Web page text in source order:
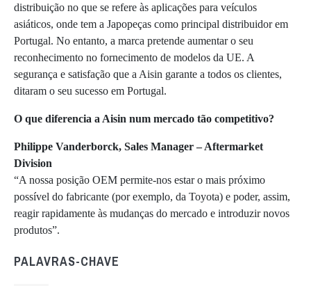
distribuição no que se refere às aplicações para veículos
asiáticos, onde tem a Japopeças como principal distribuidor em
Portugal. No entanto, a marca pretende aumentar o seu
reconhecimento no fornecimento de modelos da UE. A
segurança e satisfação que a Aisin garante a todos os clientes,
ditaram o seu sucesso em Portugal.
O que diferencia a Aisin num mercado tão competitivo?
Philippe Vanderborck, Sales Manager – Aftermarket
Division
“A nossa posição OEM permite-nos estar o mais próximo
possível do fabricante (por exemplo, da Toyota) e poder, assim,
reagir rapidamente às mudanças do mercado e introduzir novos
produtos”.
PALAVRAS-CHAVE